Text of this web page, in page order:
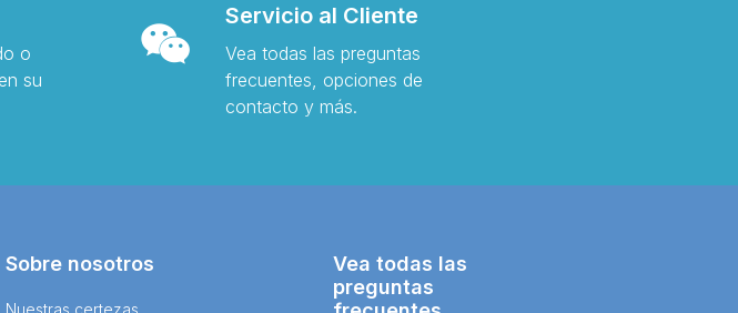
o
su
Servicio al Cliente
Vea todas las preguntas
frecuentes, opciones de
contacto y más.
Sobre nosotros
Nuestras certezas
Vea todas las
preguntas